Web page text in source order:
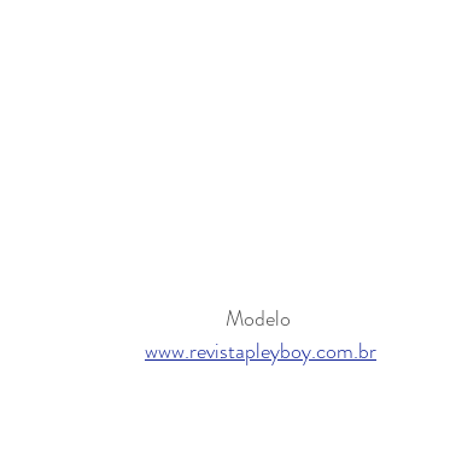
Modelo
www.revistapleyboy.com.br